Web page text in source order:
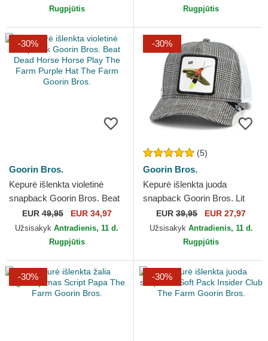
Rugpjūtis
Rugpjūtis
-30%
Goorin Bros.
Kepurė išlenkta violetinė
snapback Goorin Bros. Beat
Dead Horse Horse Play The
Farm Purple Hat...
EUR49,95 EUR 34,97
Užsisakyk Antradienis, 11 d.
Rugpjūtis
-30%
(5)
Goorin Bros.
Kepurė išlenkta juoda
snapback Goorin Bros. Lit
Firefly Luxury Moon The
Farm Black and White Hat...
EUR 39,95 EUR 27,97
Užsisakyk Antradienis, 11 d.
Rugpjūtis
-30% -30%